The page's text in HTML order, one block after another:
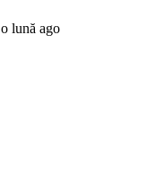
o lună ago